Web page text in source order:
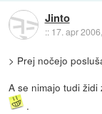
Jinto
:: 17. apr
> Prej nočejo
A se nimajo tudi
.